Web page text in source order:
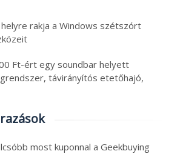
rakja a Windows szétszórt
Ft-ért egy soundbar helyett
távirányítós etetőhajó,
most kuponnal a Geekbuying